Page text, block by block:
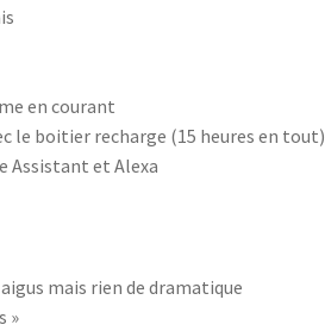
en courant
le boitier recharge (15 heures en tout)
Assistant et Alexa
mais rien de dramatique
»